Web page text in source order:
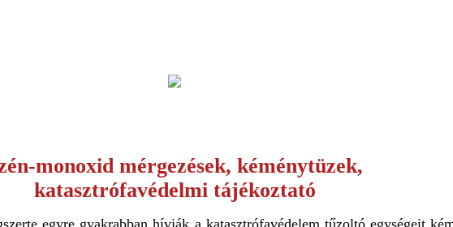
monoxid mérgezések, kéménytüzek,
katasztrófavédelmi tájékoztató